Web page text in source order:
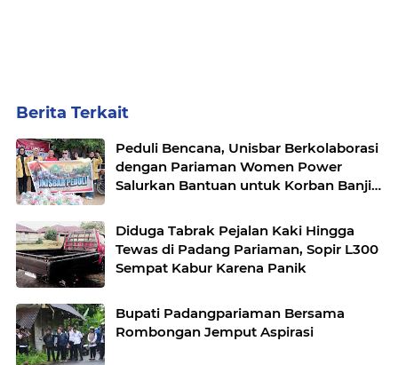
Berita Terkait
Peduli Bencana, Unisbar Berkolaborasi
dengan Pariaman Women Power
Salurkan Bantuan untuk Korban Banjir
Diduga Tabrak Pejalan Kaki Hingga
Tewas di Padang Pariaman, Sopir L300
Sempat Kabur Karena Panik
Bupati Padangpariaman Bersama
Rombongan Jemput Aspirasi